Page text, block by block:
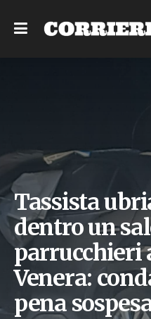
Tassista
dentro un
parrucchieri
Venera:
pena